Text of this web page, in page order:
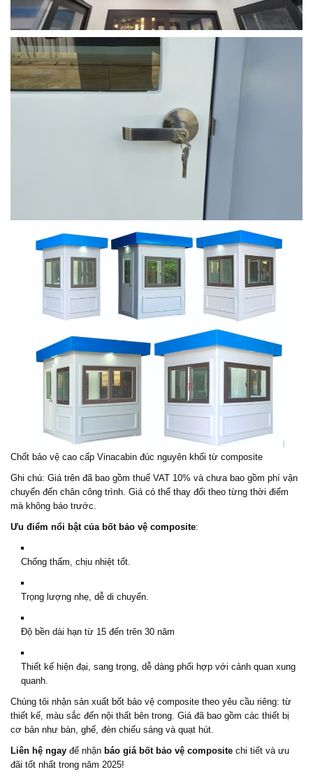
Chốt bảo vệ cao cấp Vinacabin đúc nguyên khối từ composite
Ghi chú: Giá trên đã bao gồm thuế VAT 10% và chưa bao gồm phí vận
chuyển đến chân công trình. Giá có thể thay đổi theo từng thời điểm
mà không báo trước.
Ưu điểm nổi bật của bốt bảo vệ composite:
Chống thấm, chịu nhiệt tốt.
Trọng lượng nhẹ, dễ di chuyển.
Độ bền dài hạn từ 15 đến trên 30 năm
Thiết kế hiện đại, sang trọng, dễ dàng phối hợp với cảnh quan xung
quanh.
Chúng tôi nhận sản xuất bốt bảo vệ composite theo yêu cầu riêng: từ
thiết kế, màu sắc đến nội thất bên trong. Giá đã bao gồm các thiết bị
cơ bản như bàn, ghế, đèn chiếu sáng và quạt hút.
Liên hệ ngay để nhận báo giá bốt bảo vệ composite chi tiết và ưu
đãi tốt nhất trong năm 2025!